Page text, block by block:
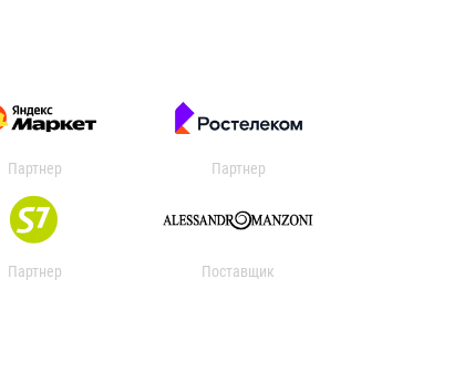
Партнер Партнер
Партнер Поставщик